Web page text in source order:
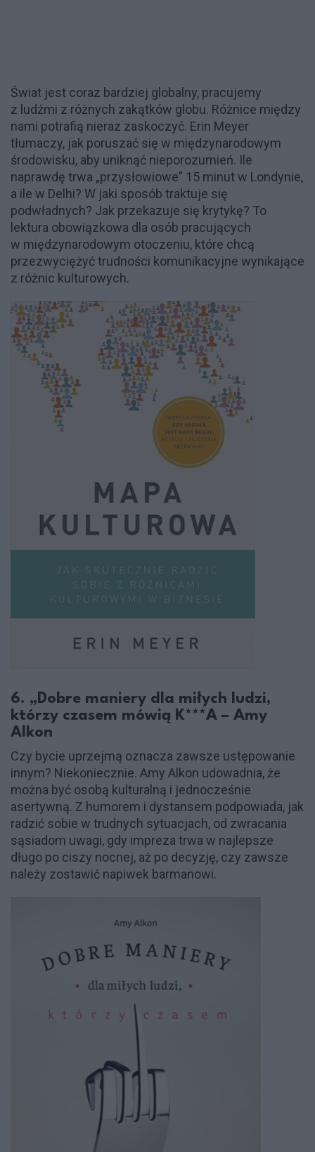
Świat jest coraz bardziej globalny, pracujemy
z ludźmi z różnych zakątków globu. Różnice między
nami potrafią nieraz zaskoczyć. Erin Meyer
tłumaczy, jak poruszać się w międzynarodowym
środowisku, aby uniknąć nieporozumień. Ile
naprawdę trwa „przysłowiowe” 15 minut w Londynie,
a ile w Delhi? W jaki sposób traktuje się
podwładnych? Jak przekazuje się krytykę? To
lektura obowiązkowa dla osób pracujących
w międzynarodowym otoczeniu, które chcą
przezwyciężyć trudności komunikacyjne wynikające
z różnic kulturowych.
6. „Dobre maniery dla miłych ludzi,
którzy czasem mówią K***A – Amy
Alkon
Czy bycie uprzejmą oznacza zawsze ustępowanie
innym? Niekoniecznie. Amy Alkon udowadnia, że
można być osobą kulturalną i jednocześnie
asertywną. Z humorem i dystansem podpowiada, jak
radzić sobie w trudnych sytuacjach, od zwracania
sąsiadom uwagi, gdy impreza trwa w najlepsze
długo po ciszy nocnej, aż po decyzję, czy zawsze
należy zostawić napiwek barmanowi.